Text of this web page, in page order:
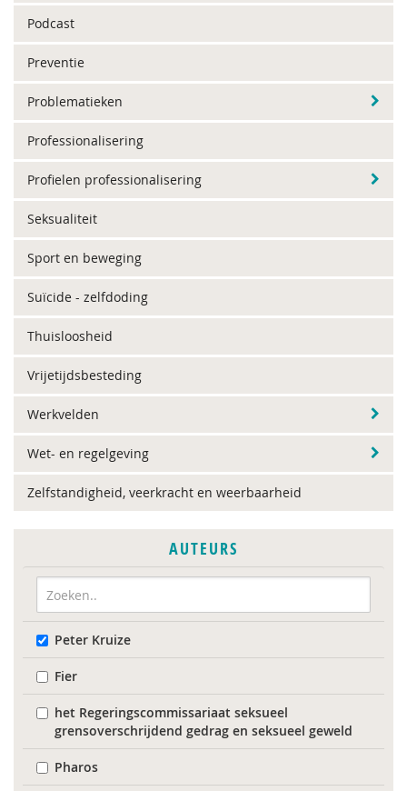
Podcast
Preventie
Problematieken
Professionalisering
Profielen professionalisering
Seksualiteit
Sport en beweging
Suïcide - zelfdoding
Thuisloosheid
Vrijetijdsbesteding
Werkvelden
Wet- en regelgeving
Zelfstandigheid, veerkracht en weerbaarheid
AUTEURS
Peter Kruize
Fier
het Regeringscommissariaat seksueel
grensoverschrijdend gedrag en seksueel geweld
Pharos